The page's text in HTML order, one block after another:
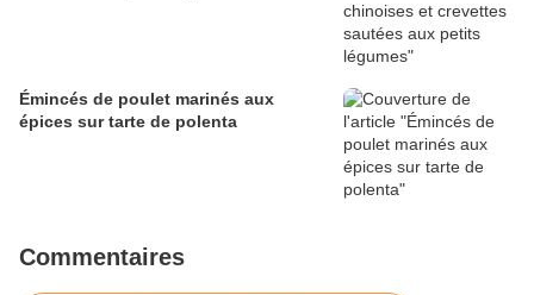
Émincés de poulet marinés aux
épices sur tarte de polenta
Commentaires